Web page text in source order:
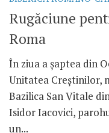
Rugăciune
Roma
În ziua a șaptea din
Unitatea Creștinilor,
Bazilica San Vitale
Isidor Iacovici,
un...